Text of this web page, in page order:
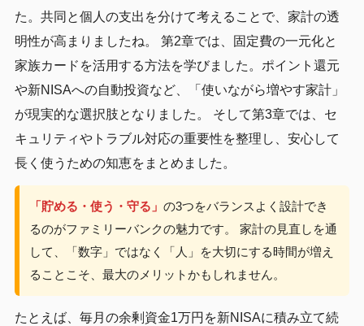
た。共同と個人の支出を分けて考えることで、家計の透
明性が高まりましたね。 第2章では、固定費の一元化と
家族カードを活用する方法を学びました。ポイント還元
や新NISAへの自動投資など、「使いながら増やす家計」
が現実的な選択肢となりました。 そして第3章では、セ
キュリティやトラブル対応の重要性を整理し、安心して
長く使うための知恵をまとめました。
「貯める・使う・守る」 の3つをバランスよく設計でき
るのがファミリーバンクの魅力です。 家計の見直しを通
して、「数字」ではなく「人」を大切にする時間が増え
ることこそ、最大のメリットかもしれません。
たとえば、毎月の余剰資金1万円を新NISAに積み立て続